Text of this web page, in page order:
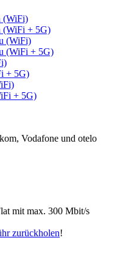
Vodafone und otelo
mit max. 300 Mbit/s
zurückholen!